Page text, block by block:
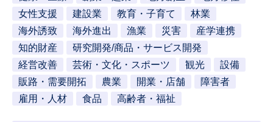
女性支援
建設業 教育・子育て
林業
海外誘致
海外進出 漁業 災害
産学連携
知的財産
研究開発/商品・サービス開発
経営改善
芸術・文化・スポーツ 観光
設備
販路・需要開拓
農業 開業・店舗
障害者
雇用・人材
食品 高齢者・福祉